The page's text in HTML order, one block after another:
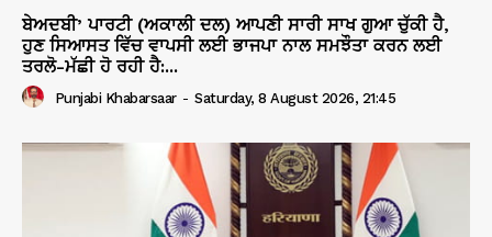
ਬੇਅਦਬੀ’ ਪਾਰਟੀ (ਅਕਾਲੀ ਦਲ) ਆਪਣੀ ਸਾਰੀ ਸਾਖ ਗੁਆ ਚੁੱਕੀ ਹੈ,
ਹੁਣ ਸਿਆਸਤ ਵਿੱਚ ਵਾਪਸੀ ਲਈ ਭਾਜਪਾ ਨਾਲ ਸਮਝੌਤਾ ਕਰਨ ਲਈ
ਤਰਲੋ-ਮੱਛੀ ਹੋ ਰਹੀ ਹੈ:...
Punjabi Khabarsaar - Saturday, 8 August 2026, 21:45